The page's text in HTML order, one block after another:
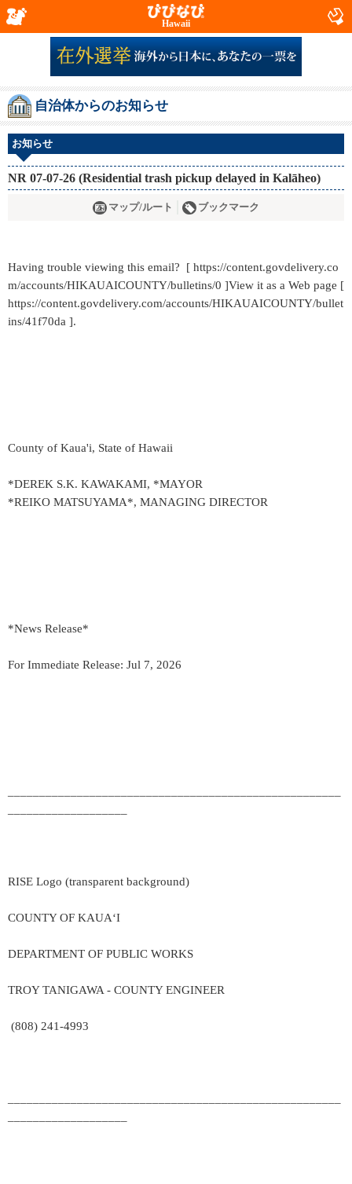
Hawaii
自治体からのお知らせ
お知らせ
NR 07-07-26 (Residential trash pickup delayed in Kalāheo)
マップ/ルート ブックマーク
Having trouble viewing this email? [ https://content.govdelivery.co
m/accounts/HIKAUAICOUNTY/bulletins/0 ]View it as a Web page [
https://content.govdelivery.com/accounts/HIKAUAICOUNTY/bullet
ins/41f70da ].
County of Kaua'i, State of Hawaii
*DEREK S.K. KAWAKAMI, *MAYOR
*REIKO MATSUYAMA*, MANAGING DIRECTOR
*News Release*
For Immediate Release: Jul 7, 2026
RISE Logo (transparent background)
COUNTY OF KAUA‘I
DEPARTMENT OF PUBLIC WORKS
TROY TANIGAWA - COUNTY ENGINEER
(808) 241-4993